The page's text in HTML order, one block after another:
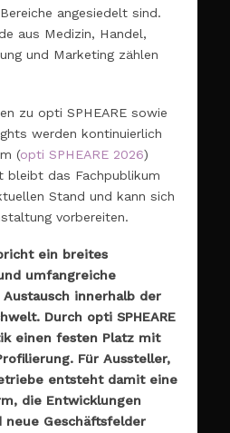
angesiedelt sind.
aus Medizin, Handel,
und Marketing zählen
zu opti SPHEARE sowie
werden kontinuierlich
(opti SPHEARE 2026)
bleibt das Fachpublikum
Stand und kann sich
vorbereiten.
ein breites
umfangreiche
innerhalb der
Durch opti SPHEARE
einen festen Platz mit
Für Aussteller,
entsteht damit eine
die Entwicklungen
Geschäftsfelder